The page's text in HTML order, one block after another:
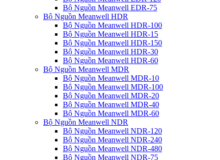
Bộ Nguồn Meanwell EDR-75
Bộ Nguồn Meanwell HDR
Bộ Nguồn Meanwell HDR-100
Bộ Nguồn Meanwell HDR-15
Bộ Nguồn Meanwell HDR-150
Bộ Nguồn Meanwell HDR-30
Bộ Nguồn Meanwell HDR-60
Bộ Nguồn Meanwell MDR
Bộ Nguồn Meanwell MDR-10
Bộ Nguồn Meanwell MDR-100
Bộ Nguồn Meanwell MDR-20
Bộ Nguồn Meanwell MDR-40
Bộ Nguồn Meanwell MDR-60
Bộ Nguồn Meanwell NDR
Bộ Nguồn Meanwell NDR-120
Bộ Nguồn Meanwell NDR-240
Bộ Nguồn Meanwell NDR-480
Bộ Nguồn Meanwell NDR-75